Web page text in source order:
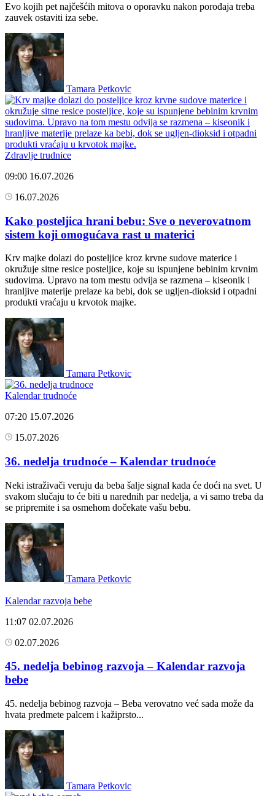
Evo kojih pet najčešćih mitova o oporavku nakon porođaja treba
zauvek ostaviti iza sebe.
Tamara Petkovic
Zdravlje trudnice
09:00 16.07.2026
16.07.2026
Kako posteljica hrani bebu: Sve o neverovatnom
sistem koji omogućava rast u materici
Krv majke dolazi do posteljice kroz krvne sudove materice i
okružuje sitne resice posteljice, koje su ispunjene bebinim krvnim
sudovima. Upravo na tom mestu odvija se razmena – kiseonik i
hranljive materije prelaze ka bebi, dok se ugljen-dioksid i otpadni
produkti vraćaju u krvotok majke.
Tamara Petkovic
Kalendar trudnoće
07:20 15.07.2026
15.07.2026
36. nedelja trudnoće – Kalendar trudnoće
Neki istraživači veruju da beba šalje signal kada će doći na svet. U
svakom slučaju to će biti u narednih par nedelja, a vi samo treba da
se pripremite i sa osmehom dočekate vašu bebu.
Tamara Petkovic
Kalendar razvoja bebe
11:07 02.07.2026
02.07.2026
45. nedelja bebinog razvoja – Kalendar razvoja
bebe
45. nedelja bebinog razvoja – Beba verovatno već sada može da
hvata predmete palcem i kažiprsto...
Tamara Petkovic